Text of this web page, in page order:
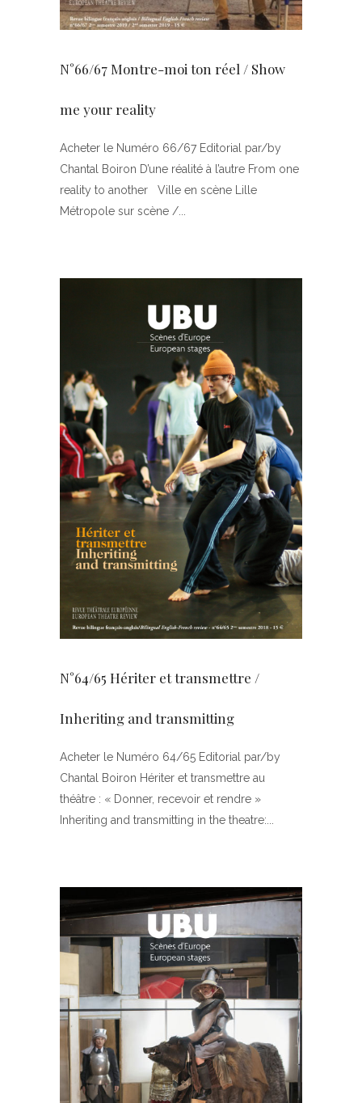
N°66/67 Montre-moi ton réel / Show
me your reality
Acheter le Numéro 66/67 Editorial par/by
Chantal Boiron D’une réalité à l’autre From one
reality to another Ville en scène Lille
Métropole sur scène /
N°64/65 Hériter et transmettre /
Inheriting and transmitting
Acheter le Numéro 64/65 Editorial par/by
Chantal Boiron Hériter et transmettre au
théâtre : « Donner, recevoir et rendre »
Inheriting and transmitting in the theatre: